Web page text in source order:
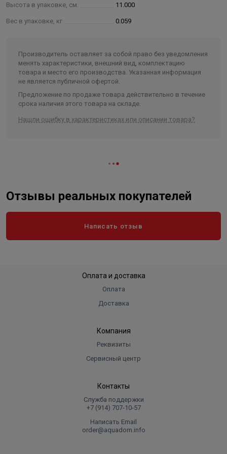
Высота в упаковке, см. 11.000
Вес в упаковке, кг 0.059
Производитель оставляет за собой право без уведомления
менять характеристики, внешний вид, комплектацию
товара и место его производства. Указанная информация
не является публичной офертой.
Предложение по продаже товара действительно в течение
срока наличия этого товара на складе.
Нашли ошибку в характеристиках или описании товара?
Отзывы реальных покупателей
Написать отзыв
Оплата и доставка
Оплата
Доставка
Компания
Реквизиты
Сервисный центр
Контакты
Служба поддержки
+7 (914) 707‑10‑57
Написать Email
order@aquadom.info